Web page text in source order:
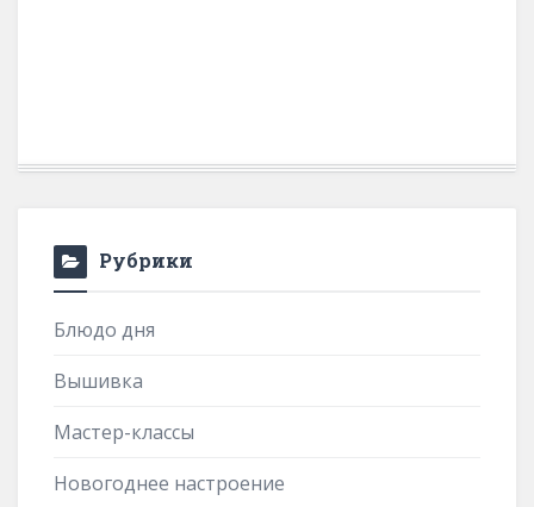
Рубрики
Блюдо дня
Вышивка
Мастер-классы
Новогоднее настроение